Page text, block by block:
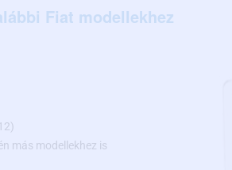
Fiat modellekhez
más modellekhez is